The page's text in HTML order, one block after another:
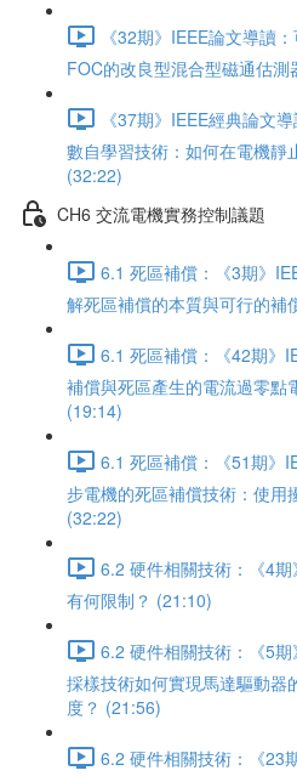
《32期》IEEE論文導讀
FOC的改良型混合型磁通估測
《37期》IEEE經典論文
數自學習技術：如何在電機靜
(32:22)
CH6 交流電機實務控制議題
6.1 死區補償：《3期》
解死區補償的本質與可行的補
6.1 死區補償：《42期》
補償與死區產生的電流過零點
(19:14)
6.1 死區補償：《51期》
步電機的死區補償技術：使用
(32:22)
6.2 硬件相關技術：《4
有何限制？ (21:10)
6.2 硬件相關技術：《5
採樣技術如何實現馬達驅動器
度？ (21:56)
6.2 硬件相關技術：《23